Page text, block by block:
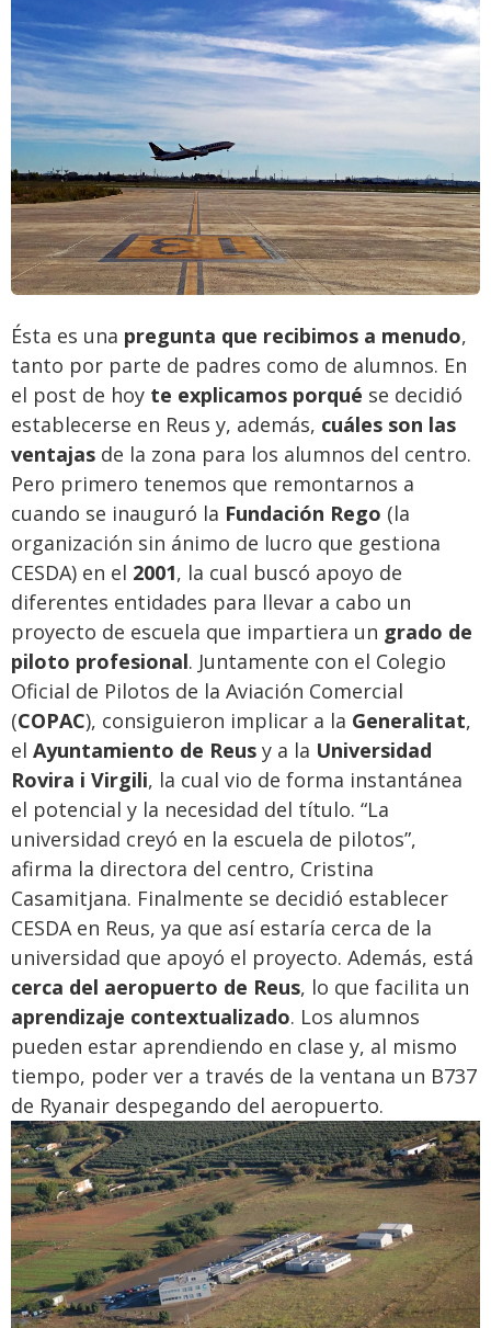
Ésta es una pregunta que recibimos a menudo,
tanto por parte de padres como de alumnos. En
el post de hoy te explicamos porqué se decidió
establecerse en Reus y, además, cuáles son las
ventajas de la zona para los alumnos del centro.
Pero primero tenemos que remontarnos a
cuando se inauguró la Fundación Rego (la
organización sin ánimo de lucro que gestiona
CESDA) en el 2001, la cual buscó apoyo de
diferentes entidades para llevar a cabo un
proyecto de escuela que impartiera un grado de
piloto profesional. Juntamente con el Colegio
Oficial de Pilotos de la Aviación Comercial
(COPAC), consiguieron implicar a la Generalitat,
el Ayuntamiento de Reus y a la Universidad
Rovira i Virgili, la cual vio de forma instantánea
el potencial y la necesidad del título. “La
universidad creyó en la escuela de pilotos”,
afirma la directora del centro, Cristina
Casamitjana. Finalmente se decidió establecer
CESDA en Reus, ya que así estaría cerca de la
universidad que apoyó el proyecto. Además, está
cerca del aeropuerto de Reus, lo que facilita un
aprendizaje contextualizado. Los alumnos
pueden estar aprendiendo en clase y, al mismo
tiempo, poder ver a través de la ventana un B737
de Ryanair despegando del aeropuerto.